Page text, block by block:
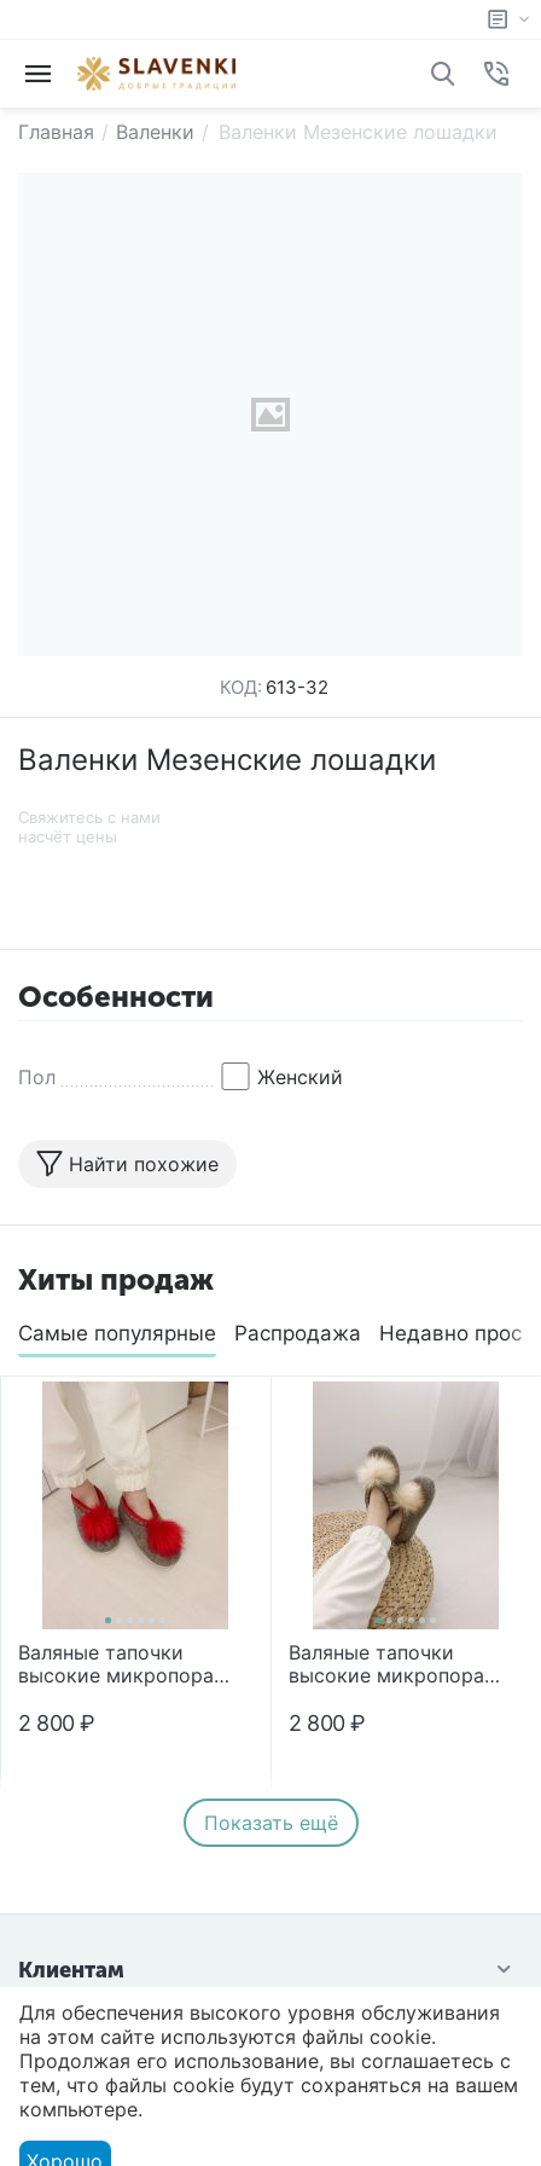
Главная / Валенки / Валенки Мезенские лошадки
КОД: 613-32
Валенки Мезенские лошадки
Свяжитесь с нами
насчёт цены
Особенности
Пол Женский
Найти похожие
Хиты продаж
Самые популярные Распродажа Недавно
Валяные тапочки
высокие микропора
2 800 ₽
Валяные тапочки
высокие микропора
2 800 ₽
Показать ещё
Клиентам
Контакты
Для обеспечения высокого уровня обслуживания
на этом сайте используются файлы cookie.
Продолжая его использование, вы соглашаетесь с
тем, что файлы cookie будут сохраняться на вашем
компьютере.
Хорошо